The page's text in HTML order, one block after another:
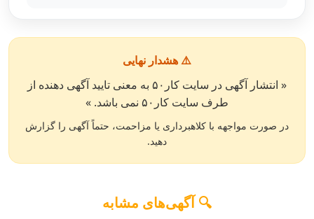
⚠️ هشدار نهایی
« انتشار آگهی در سایت کار۵۰ به معنی تایید آگهی دهنده از
طرف سایت کار۵۰ نمی باشد. »
در صورت مواجهه با کلاهبرداری یا مزاحمت، حتماً آگهی را گزارش
دهید.
🔍 آگهی‌های مشابه